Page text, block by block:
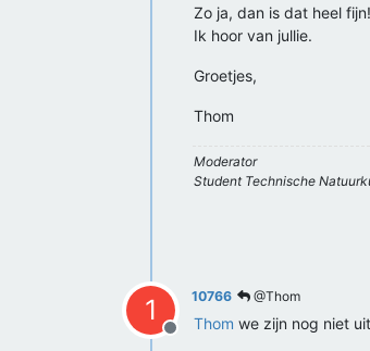
Zo ja, dan is dat heel
Ik hoor van jullie.
Groetjes,
Thom
Moderator
Student Technische
1
Offline
10766 @Thom
Thom we zijn nog niet